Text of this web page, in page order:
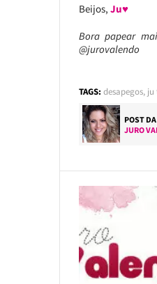
Beijos, Ju♥
Bora papear
@jurovalendo
TAGS: desapegos, ju
POST DA
JURO